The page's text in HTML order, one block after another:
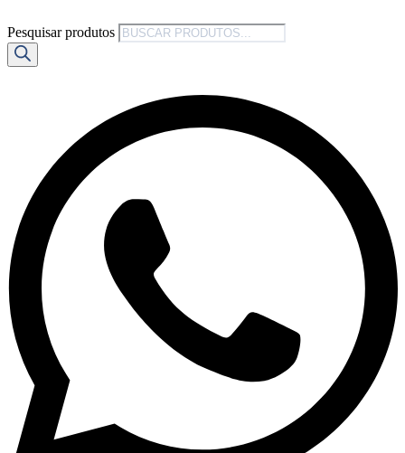
Pesquisar produtos